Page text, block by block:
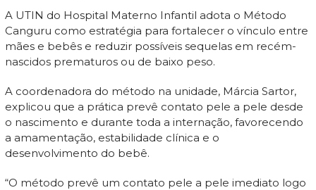
A UTIN do Hospital Materno Infantil adota o Método
Canguru como estratégia para fortalecer o vínculo entre
mães e bebês e reduzir possíveis sequelas em recém-
nascidos prematuros ou de baixo peso.
A coordenadora do método na unidade, Márcia Sartor,
explicou que a prática prevê contato pele a pele desde
o nascimento e durante toda a internação, favorecendo
a amamentação, estabilidade clínica e o
desenvolvimento do bebê.
“O método prevê um contato pele a pele imediato logo